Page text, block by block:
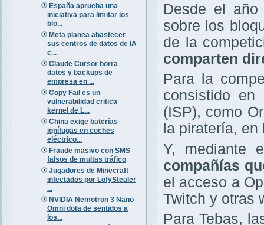
España aprueba una
iniciativa para limitar los
blo...
Meta planea abastecer
sus centros de datos de IA
c...
Claude Cursor borra
datos y backups de
empresa en ...
Copy Fail es un
vulnerabilidad critica
kernel de L...
China exige baterías
ignífugas en coches
eléctrico...
Fraude masivo con SMS
falsos de multas tráfico
Jugadores de Minecraft
infectados por LofyStealer
...
NVIDIA Nemotron 3 Nano
Omni dota de sentidos a
los...
Desde el
sobre los
de la
comparten
Para la
consistido en
(ISP), como
la piratería,
Y, mediante
compañías
el acceso a
Twitch y otras
Para Tebas,